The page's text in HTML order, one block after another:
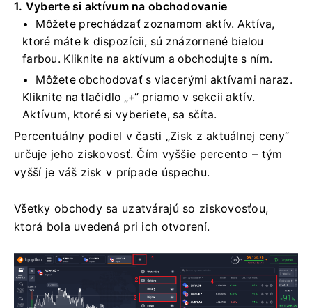
1. Vyberte si aktívum na obchodovanie
Môžete prechádzať zoznamom aktív. Aktíva,
ktoré máte k dispozícii, sú znázornené bielou
farbou. Kliknite na aktívum a obchodujte s ním.
Môžete obchodovať s viacerými aktívami naraz.
Kliknite na tlačidlo „+“ priamo v sekcii aktív.
Aktívum, ktoré si vyberiete, sa sčíta.
Percentuálny podiel v časti „Zisk z aktuálnej ceny“
určuje jeho ziskovosť. Čím vyššie percento – tým
vyšší je váš zisk v prípade úspechu.
Všetky obchody sa uzatvárajú so ziskovosťou,
ktorá bola uvedená pri ich otvorení.